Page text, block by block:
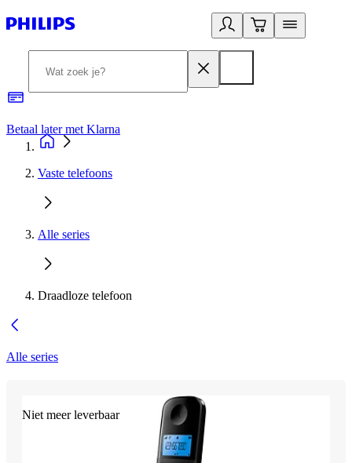
Betaal later met Klarna
Vaste telefoons
Alle series
Draadloze telefoon
Alle series
Niet meer leverbaar